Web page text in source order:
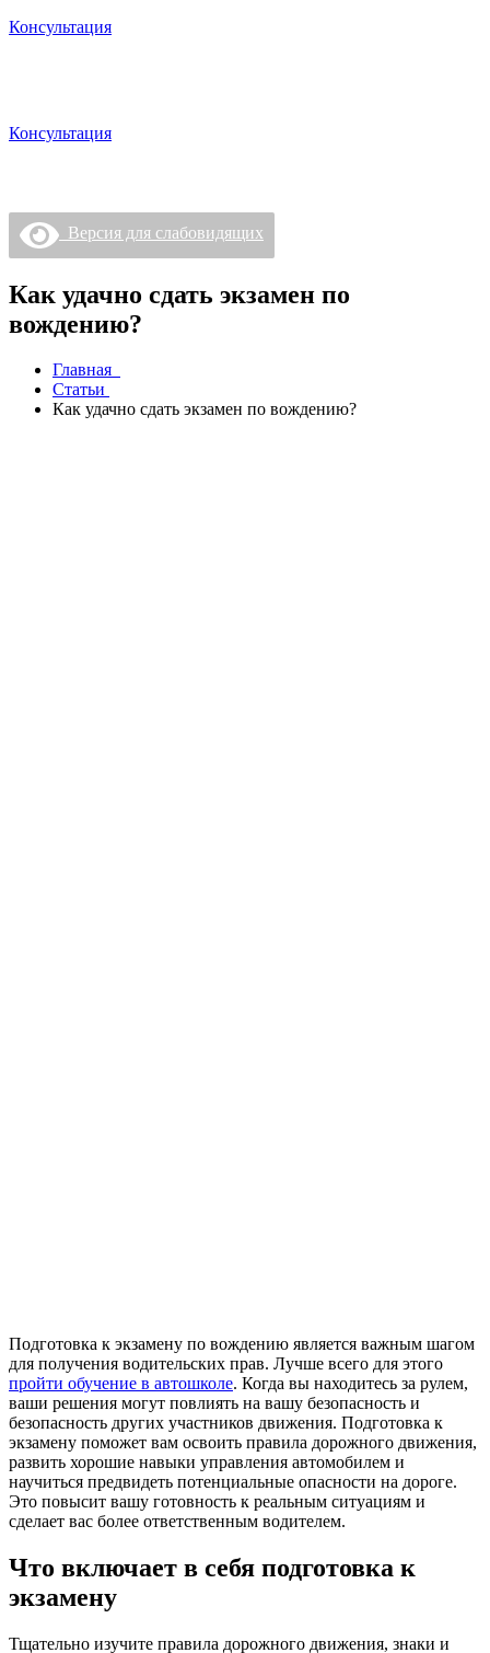
Консультация
Консультация
Версия для слабовидящих
Как удачно сдать экзамен по
вождению?
Главная
Статьи
Как удачно сдать экзамен по вождению?
Подготовка к экзамену по вождению является важным шагом
для получения водительских прав. Лучше всего для этого
пройти обучение в автошколе. Когда вы находитесь за рулем,
ваши решения могут повлиять на вашу безопасность и
безопасность других участников движения. Подготовка к
экзамену поможет вам освоить правила дорожного движения,
развить хорошие навыки управления автомобилем и
научиться предвидеть потенциальные опасности на дороге.
Это повысит вашу готовность к реальным ситуациям и
сделает вас более ответственным водителем.
Что включает в себя подготовка к
экзамену
Тщательно изучите правила дорожного движения, знаки и